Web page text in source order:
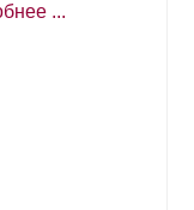
...